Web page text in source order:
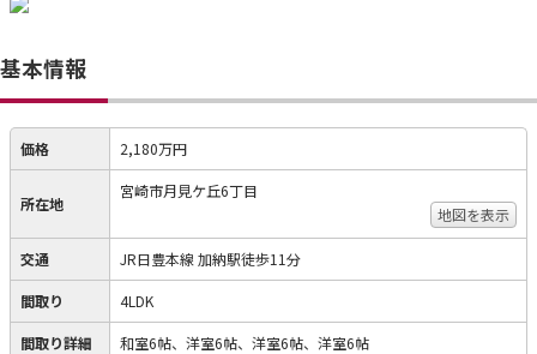
基本情報
価格 2,180万円
所在地
宮崎市月見ケ丘6丁目
地図を表示
交通 JR日豊本線 加納駅徒歩11分
間取り 4LDK
間取り詳細 和室6帖、洋室6帖、洋室6帖、洋室6帖